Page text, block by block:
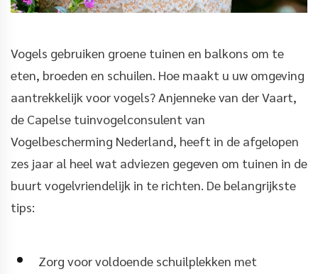
Vogels gebruiken groene tuinen en balkons om te
eten, broeden en schuilen. Hoe maakt u uw omgeving
aantrekkelijk voor vogels? Anjenneke van der Vaart,
de Capelse tuinvogelconsulent van
Vogelbescherming Nederland, heeft in de afgelopen
zes jaar al heel wat adviezen gegeven om tuinen in de
buurt vogelvriendelijk in te richten. De belangrijkste
tips:
Zorg voor voldoende schuilplekken met